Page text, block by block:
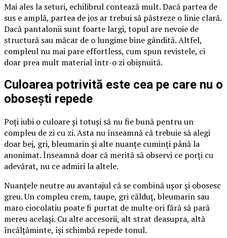
Mai ales la seturi, echilibrul contează mult. Dacă partea de
sus e amplă, partea de jos ar trebui să păstreze o linie clară.
Dacă pantalonii sunt foarte largi, topul are nevoie de
structură sau măcar de o lungime bine gândită. Altfel,
compleul nu mai pare effortless, cum spun revistele, ci
doar prea mult material într-o zi obișnuită.
Culoarea potrivită este cea pe care nu o
obosești repede
Poți iubi o culoare și totuși să nu fie bună pentru un
compleu de zi cu zi. Asta nu înseamnă că trebuie să alegi
doar bej, gri, bleumarin și alte nuanțe cuminți până la
anonimat. Înseamnă doar că merită să observi ce porți cu
adevărat, nu ce admiri la altele.
Nuanțele neutre au avantajul că se combină ușor și obosesc
greu. Un compleu crem, taupe, gri călduț, bleumarin sau
maro ciocolatiu poate fi purtat de multe ori fără să pară
mereu același. Cu alte accesorii, alt strat deasupra, altă
încălțăminte, își schimbă repede tonul.